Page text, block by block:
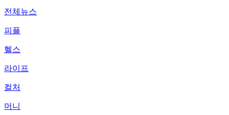
전체뉴스
피플
헬스
라이프
컬처
머니